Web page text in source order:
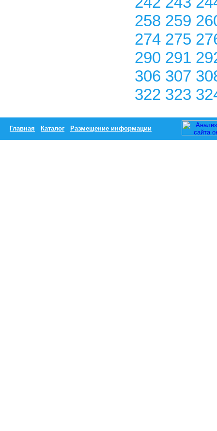
258 259
274 275
290 291
306 307
322 323
Главная Каталог Размещение информации